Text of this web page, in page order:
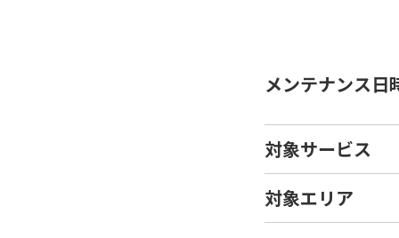
メンテナンス日
対象サービス
対象エリア